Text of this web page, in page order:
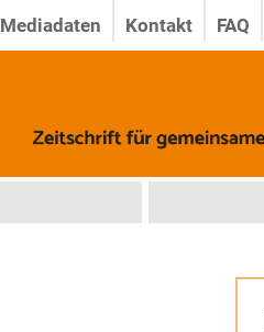
FAQ
Kontakt
Mediadaten